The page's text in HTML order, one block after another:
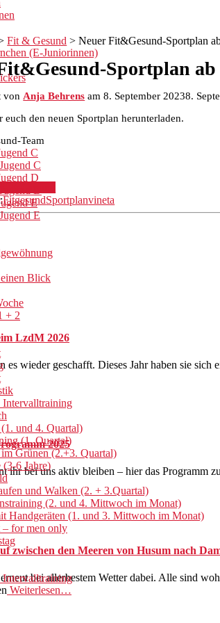
(E-Juniorinnen)
C
C
D
D
E
E
Blick
+ 2
Intervalltraining
und 4. Quartal)
(1. Quartal)
Grünen (2.+3. Quartal)
(3-6 Jahre)
und Walken (2. + 3.Quartal)
(2. und 4. Mittwoch im Monat)
Handgeräten (1. und 3. Mittwoch im Monat)
for men only
Intervalltraining
Fit & Gesund >Neuer Fit&Gesund-Sportplan
Sportplan ab
von Anja Behrens am8. September 20238.
euch den neuen Sportplan herunterladen.
Team
FitgesundSportplanvineta
LzdM 2026
es wieder geschafft. Dieses Jahr haben sie
2025
ihr bei uns aktiv bleiben – hier das Programm
zwischen den Meeren von Husum nach
bei allerbestem Wetter dabei. Alle sind
Weiterlesen…